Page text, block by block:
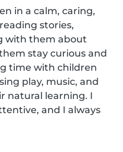
in a calm, caring,
stories,
with them about
stay curious and
time with children
play, music, and
natural learning. I
and I always